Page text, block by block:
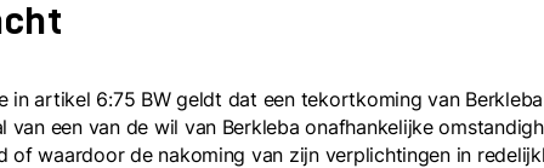
in artikel 6:75 BW geldt dat een tekortkoming van
van een van de wil van Berkleba onafhankelijke
of waardoor de nakoming van zijn verplichtingen in